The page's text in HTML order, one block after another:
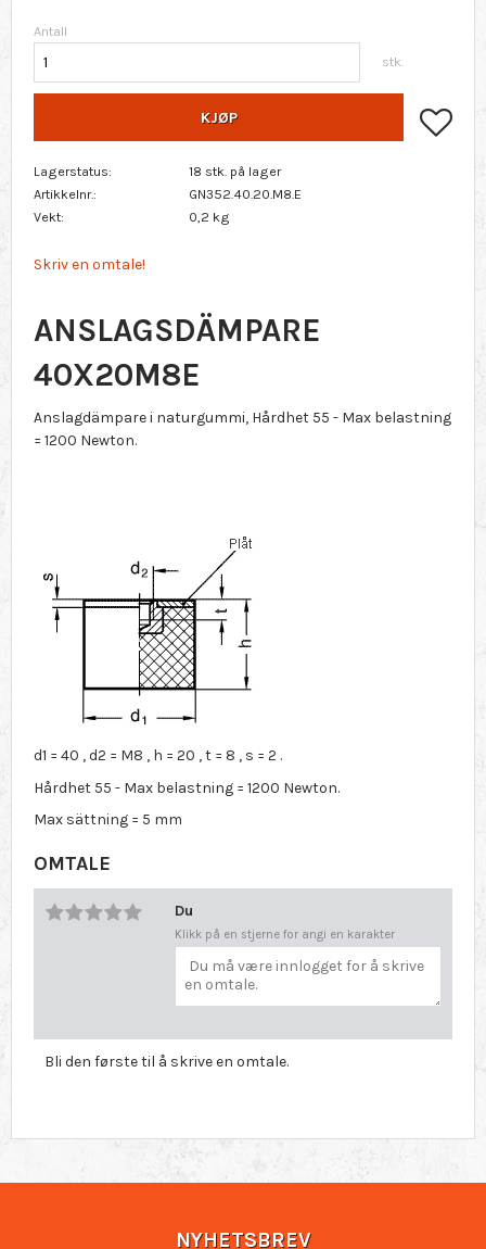
Antall
stk.
KJØP
Lagerstatus
18 stk. på lager
Artikkelnr.
GN352.40.20.M8.E
Vekt
0,2 kg
Skriv en omtale!
ANSLAGSDÄMPARE
40X20M8E
Anslagdämpare i naturgummi, Hårdhet 55 - Max belastning
= 1200 Newton.
d1 = 40 , d2 = M8 , h = 20 , t = 8 , s = 2 .
Hårdhet 55 - Max belastning = 1200 Newton.
Max sättning = 5 mm
OMTALE
Du
Klikk på en stjerne for angi en karakter
Bli den første til å skrive en omtale.
NYHETSBREV